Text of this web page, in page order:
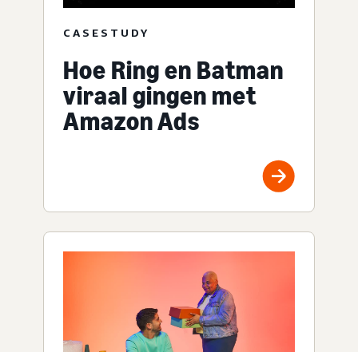
CASESTUDY
Hoe Ring en Batman
viraal gingen met
Amazon Ads